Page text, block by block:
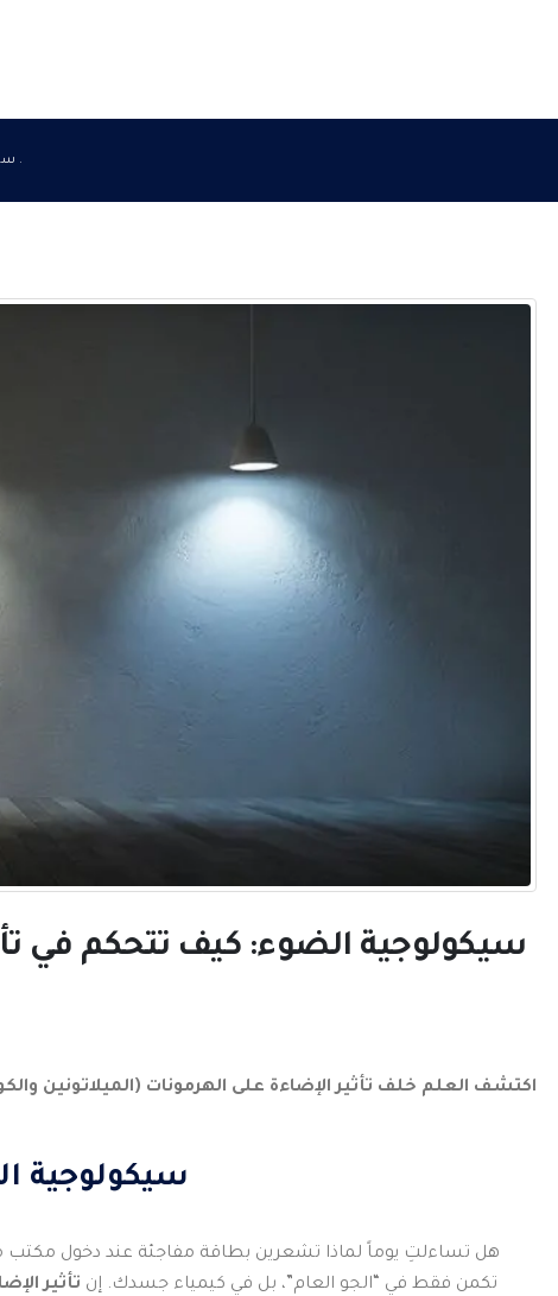
سيكولوجية الضوء: كيف تتحكم في تأثير الإضاءة على الهرمونات والصحة النفسية لعام 2026 .
سيكولوجية الضوء: كيف تتحكم في
اكتشف العلم خلف تأثير الإضاءة على الهرمونات (الميلاتونين
سيكولوجية
هل تساءلتِ يوماً لماذا تشعرين بطاقة مفاجئة عند دخول
تكمن فقط في “الجو العام”، بل في كيمياء جسدك. إن تأثير